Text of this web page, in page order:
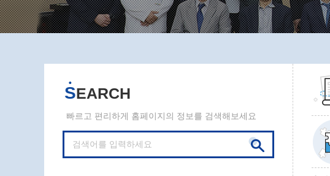
SEARCH
빠르고 편리하게 홈페이지의 정보를 검색해보세요